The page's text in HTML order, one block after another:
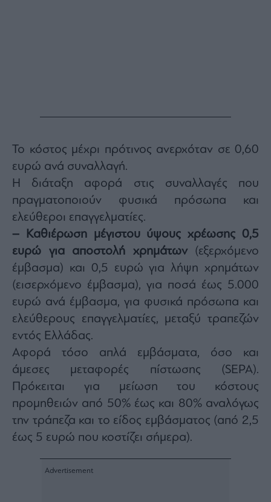
Το κόστος μέχρι πρότινος ανερχόταν σε 0,60
ευρώ ανά συναλλαγή.
Η διάταξη αφορά στις συναλλαγές που
πραγματοποιούν φυσικά πρόσωπα και
ελεύθεροι επαγγελματίες.
– Καθιέρωση μέγιστου ύψους χρέωσης 0,5
ευρώ για αποστολή χρημάτων(εξερχόμενο
έμβασμα) και 0,5 ευρώ για λήψη χρημάτων
(εισερχόμενο έμβασμα), για ποσά έως 5.000
ευρώ ανά έμβασμα, για φυσικά πρόσωπα και
ελεύθερους επαγγελματίες, μεταξύ τραπεζών
εντός Ελλάδας.
Αφορά τόσο απλά εμβάσματα, όσο και
άμεσες μεταφορές πίστωσης (SEPA).
Πρόκειται για μείωση του κόστους
προμηθειών από 50% έως και 80% αναλόγως
την τράπεζα και το είδος εμβάσματος (από 2,5
έως 5 ευρώ που κοστίζει σήμερα).